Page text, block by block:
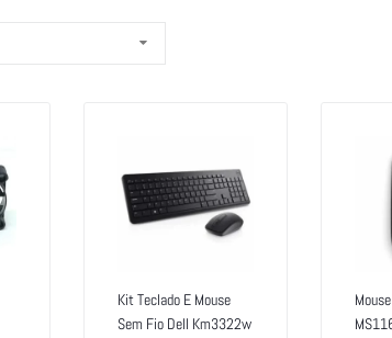
Kit Teclado E Mouse
Sem Fio Dell Km3322w